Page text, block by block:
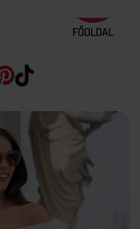
FŐOLDAL